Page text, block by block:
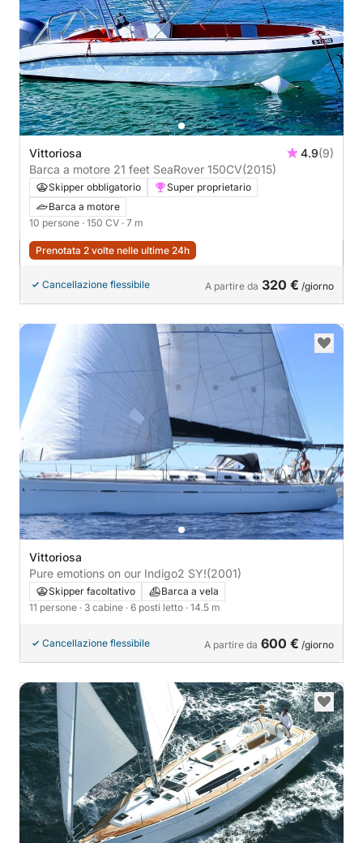
Vittoriosa 4.9(9)
Barca a motore 21 feet SeaRover 150CV(2015)
Skipper obbligatorio
Super proprietario
Barca a motore
10 persone · 150 CV · 7 m
Prenotata 2 volte nelle ultime 24h
Cancellazione flessibile A partire da 320 € /giorno
Vittoriosa
Pure emotions on our Indigo2 SY!(2001)
Skipper facoltativo
Barca a vela
11 persone · 3 cabine · 6 posti letto · 14.5 m
Cancellazione flessibile A partire da 600 € /giorno